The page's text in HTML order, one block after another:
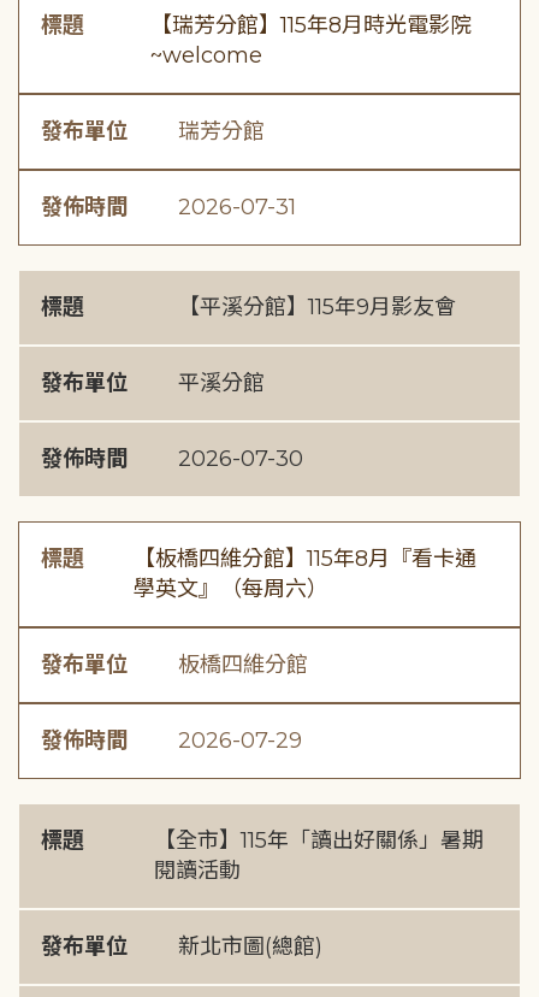
標題
【瑞芳分館】115年8月時光電影院
~welcome
發布單位 瑞芳分館
發佈時間 2026-07-31
標題 【平溪分館】115年9月影友會
發布單位 平溪分館
發佈時間 2026-07-30
標題
【板橋四維分館】115年8月『看卡通
學英文』（每周六）
發布單位 板橋四維分館
發佈時間 2026-07-29
標題
【全市】115年「讀出好關係」暑期
閱讀活動
發布單位 新北市圖(總館)